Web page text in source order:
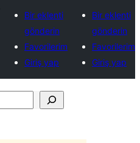
Bir eklenti
gönderin
Favorilerim
Giriş yap
Bir eklenti
gönderin
Favorilerim
Giriş yap